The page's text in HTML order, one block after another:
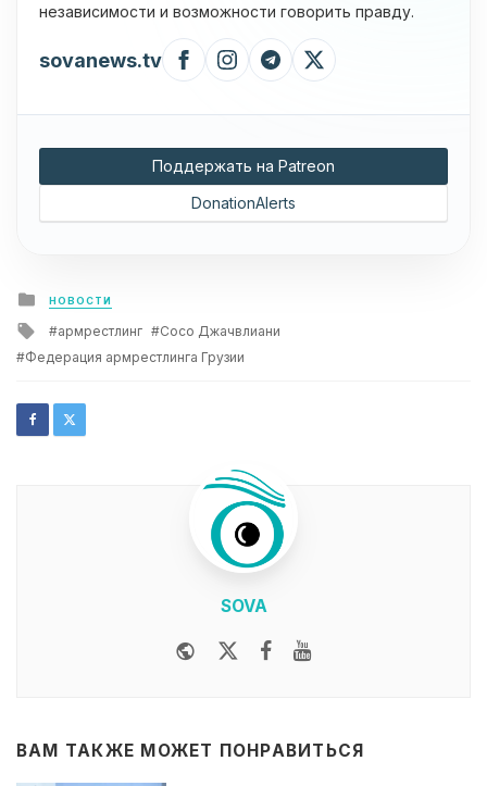
независимости и возможности говорить правду.
sovanews.tv
Поддержать на Patreon
DonationAlerts
Posted
in
НОВОСТИ
Tagged
армрестлинг
Сосо Джачвлиани
Федерация армрестлинга Грузии
SOVA
WebsiteTwitterFacebook
ВАМ ТАКЖЕ МОЖЕТ ПОНРАВИТЬСЯ